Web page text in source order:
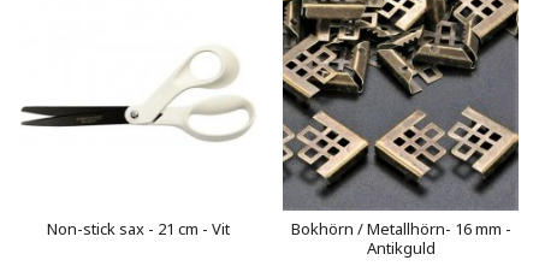
Non-stick sax - 21 cm - Vit
Bokhörn / Metallhörn- 16 mm -
Antikguld